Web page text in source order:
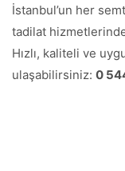
İstanbul’un her
tadilat
Hızlı, kaliteli ve
ulaşabilirsiniz: 0